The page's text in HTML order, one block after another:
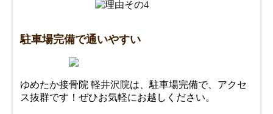
駐車場完備で通いやすい
ゆめたか接骨院 軽井沢院は、駐車場完備で、アクセ
ス抜群です！ぜひお気軽にお越しください。